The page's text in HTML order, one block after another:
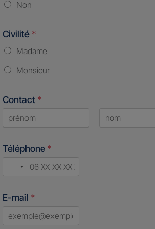
Non
Civilité *
Madame
Monsieur
Contact *
Téléphone *
No
selected
E-mail *